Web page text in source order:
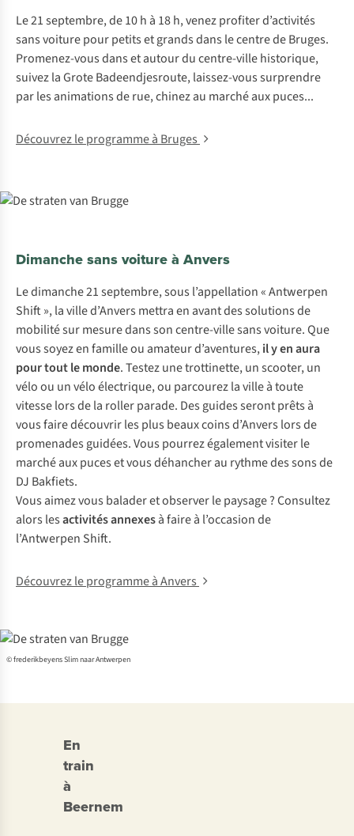
Le 21 septembre, de 10 h à 18 h, venez profiter d’activités
sans voiture pour petits et grands dans le centre de Bruges.
Promenez-vous dans et autour du centre-ville historique,
suivez la Grote Badeendjesroute, laissez-vous surprendre
par les animations de rue, chinez au marché aux puces...
Découvrez le programme à Bruges
Dimanche sans voiture à Anvers
Le dimanche 21 septembre, sous l’appellation « Antwerpen
Shift », la ville d’Anvers mettra en avant des solutions de
mobilité sur mesure dans son centre-ville sans voiture. Que
vous soyez en famille ou amateur d’aventures,il y en aura
pour tout le monde. Testez une trottinette, un scooter, un
vélo ou un vélo électrique, ou parcourez la ville à toute
vitesse lors de la roller parade. Des guides seront prêts à
vous faire découvrir les plus beaux coins d’Anvers lors de
promenades guidées. Vous pourrez également visiter le
marché aux puces et vous déhancher au rythme des sons de
DJ Bakfiets.
Vous aimez vous balader et observer le paysage ? Consultez
alors lesactivités annexesà faire à l’occasion de
l’Antwerpen Shift.
Découvrez le programme à Anvers
© frederikbeyens Slim naar Antwerpen
En
train
à
Beernem